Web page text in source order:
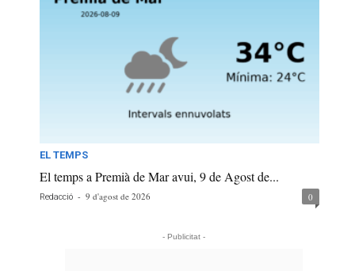
EL TEMPS
El temps a Premià de Mar avui, 9 de Agost de...
Redacció - 9 d'agost de 2026 0
- Publicitat -